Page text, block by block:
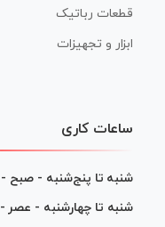
قطعات رباتیک
ابزار و تجهیزات
ساعات کاری
شنبه تا پنج‌شنبه - صبح -
شنبه تا چهارشنبه - عصر -